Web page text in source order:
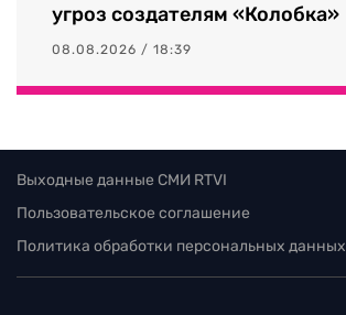
угроз создателям «Колобка»
08.08.2026 / 18:39
Выходные данные СМИ RTVI
Пользовательское соглашение
Политика обработки персональных данных